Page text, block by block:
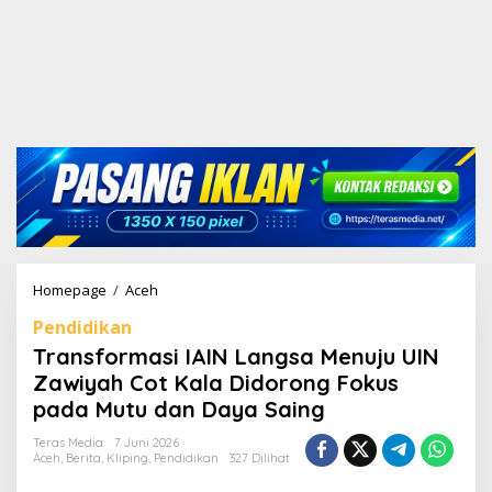
Homepage / Aceh
n
s
f
o
m
a
Pendidikan
Transformasi IAIN Langsa Menuju UIN
Zawiyah Cot Kala Didorong Fokus
pada Mutu dan Daya Saing
Teras Media
7 Juni 2026
Aceh, Berita, Kliping, Pendidikan 327 Dilihat